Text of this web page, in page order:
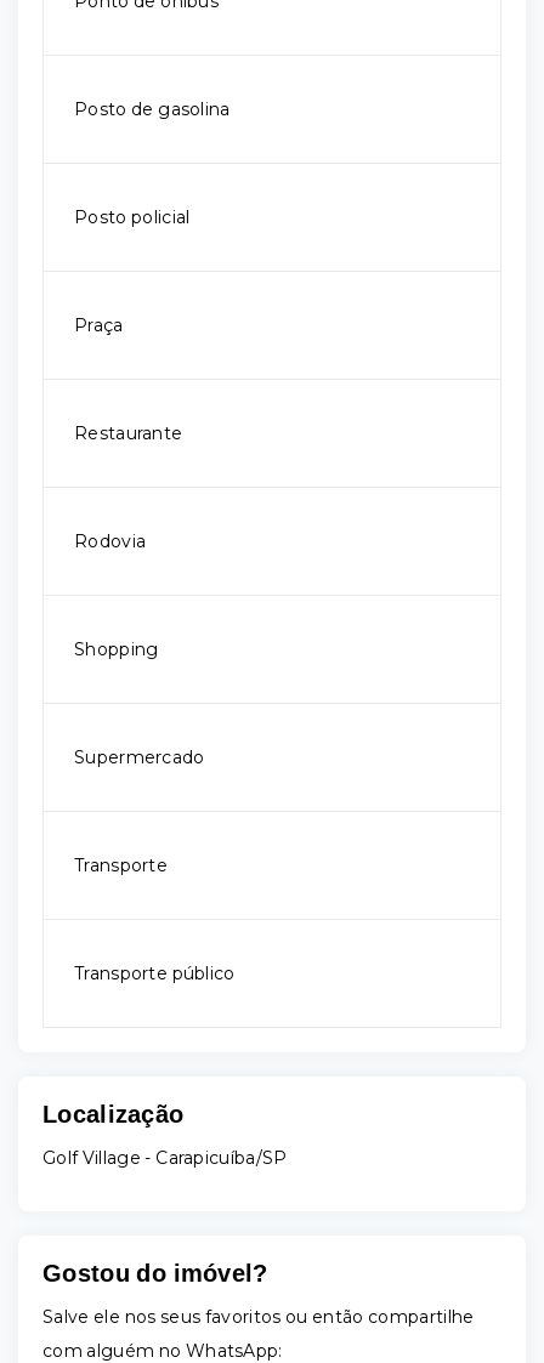
Posto de gasolina
Posto policial
Praça
Restaurante
Rodovia
Shopping
Supermercado
Transporte
Transporte público
Localização
Golf Village - Carapicuíba/SP
Gostou do imóvel?
Salve ele nos seus favoritos ou então compartilhe
com alguém no WhatsApp: